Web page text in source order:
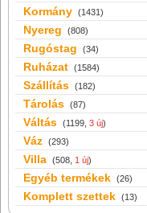
Kormány (1431)
Nyereg (808)
Rugóstag (34)
Ruházat (1584)
Szállítás (182)
Tárolás (87)
Váltás (1199, 3 új)
Váz (293)
Villa (508, 1 új)
Egyéb termékek (26)
Komplett szettek (13)